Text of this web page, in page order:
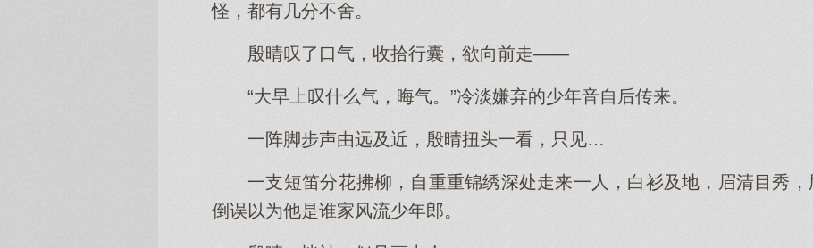
怪，都有几分不舍。
殷晴叹了口气，收拾行囊，欲向前走——
“大早上叹什么气，晦气。”冷淡嫌弃的少年音自后传来。
一阵脚步声由远及近，殷晴扭头一看，只见…
一支短笛分花拂柳，自重重锦绣深处走来一人，白衫及地，眉清目秀，
倒误以为他是谁家风流少年郎。